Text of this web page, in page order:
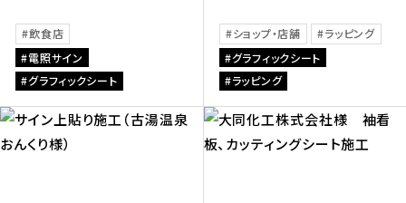
飲食店
電照サイン
グラフィックシート
ショップ・店舗
ラッピング
グラフィックシート
ラッピング